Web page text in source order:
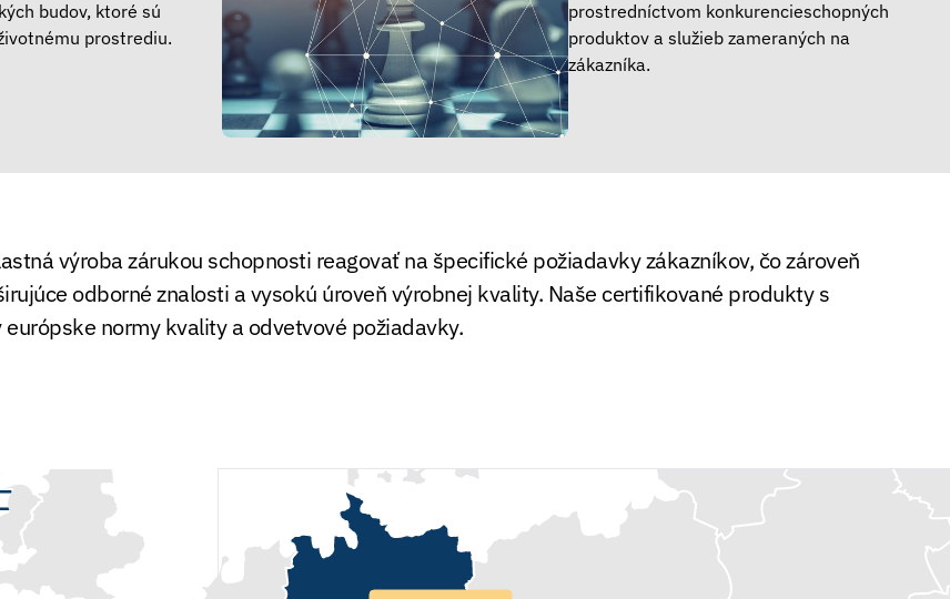
budov, ktoré sú
prostrediu.
prostredníctvom konkurencieschopných
produktov a služieb zameraných na
zákazníka.
výroba zárukou schopnosti reagovať na špecifické požiadavky zákazníkov, čo zároveň
odborné znalosti a vysokú úroveň výrobnej kvality. Naše certifikované produkty s
normy kvality a odvetvové požiadavky.